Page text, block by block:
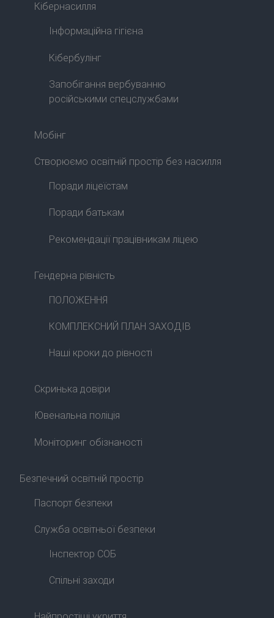
Кібернасилля
Інформаційна гігієна
Кібербулінг
Запобігання вербуванню
російськими спецслужбами
Мобінг
Створюємо освітній простір без насилля
Поради ліцеїстам
Поради батькам
Рекомендації працівникам ліцею
Гендерна рівність
ПОЛОЖЕННЯ
КОМПЛЕКСНИЙ ПЛАН ЗАХОДІВ
Наші кроки до рівності
Скринька довіри
Ювенальна поліція
Моніторинг обізнаності
Безпечний освітній простір
Паспорт безпеки
Служба освітньої безпеки
Інспектор СОБ
Спільні заходи